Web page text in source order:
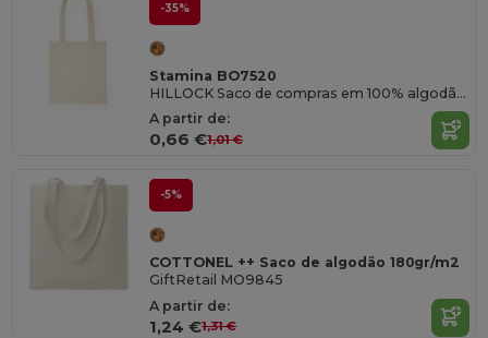
-35%
Stamina BO7520
HILLOCK Saco de compras em 100% algodão de 105 g/m² costurado
A partir de:
0,66 €1,01 €
-5%
COTTONEL ++ Saco de algodão 180gr/m2
GiftRetail MO9845
A partir de:
1,24 €1,31 €